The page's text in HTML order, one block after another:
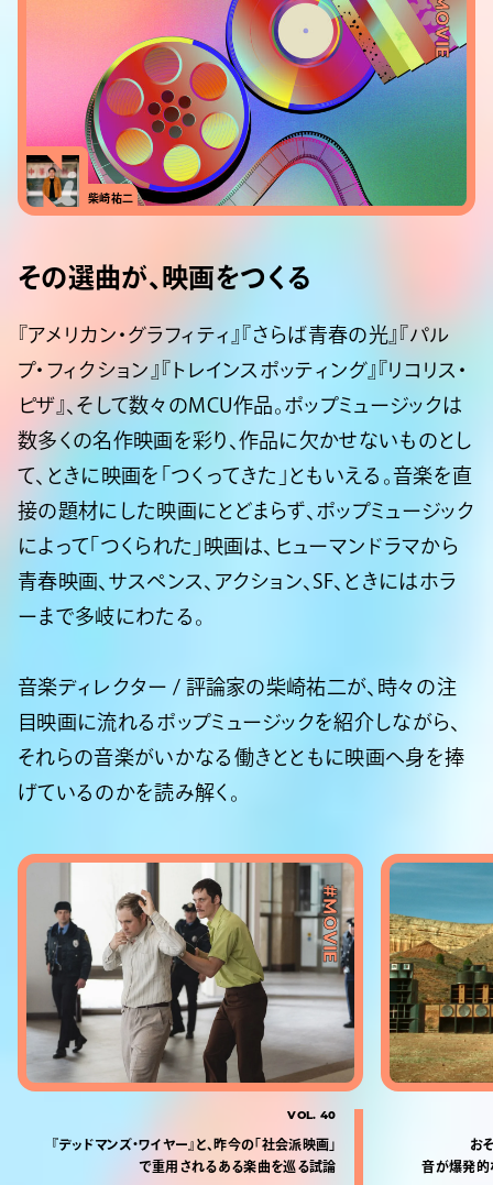
#MOVIE
柴崎祐二
その選曲が、映画をつくる
『アメリカン・グラフィティ』『さらば青春の光』『パル
プ・フィクション』『トレインスポッティング』『リコリス・
ピザ』、そして数々のMCU作品。ポップミュージックは
数多くの名作映画を彩り、作品に欠かせないものとし
て、ときに映画を「つくってきた」ともいえる。音楽を直
接の題材にした映画にとどまらず、ポップミュージック
によって「つくられた」映画は、ヒューマンドラマから
青春映画、サスペンス、アクション、SF、ときにはホラ
ーまで多岐にわたる。
音楽ディレクター / 評論家の柴崎祐二が、時々の注
目映画に流れるポップミュージックを紹介しながら、
それらの音楽がいかなる働きとともに映画へ身を捧
げているのかを読み解く。
#MOVIE
VOL. 40
『デッドマンズ・ワイヤー』と、昨今の「社会派映画」
で重用されるある楽曲を巡る試論
お
音が爆発的